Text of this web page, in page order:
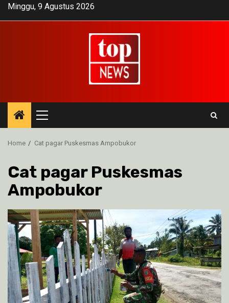
SkipMinggu, 9 Agustus 2026
Primary
Menu
Home Cat pagar Puskesmas Ampobukor
Cat pagar Puskesmas
Ampobukor